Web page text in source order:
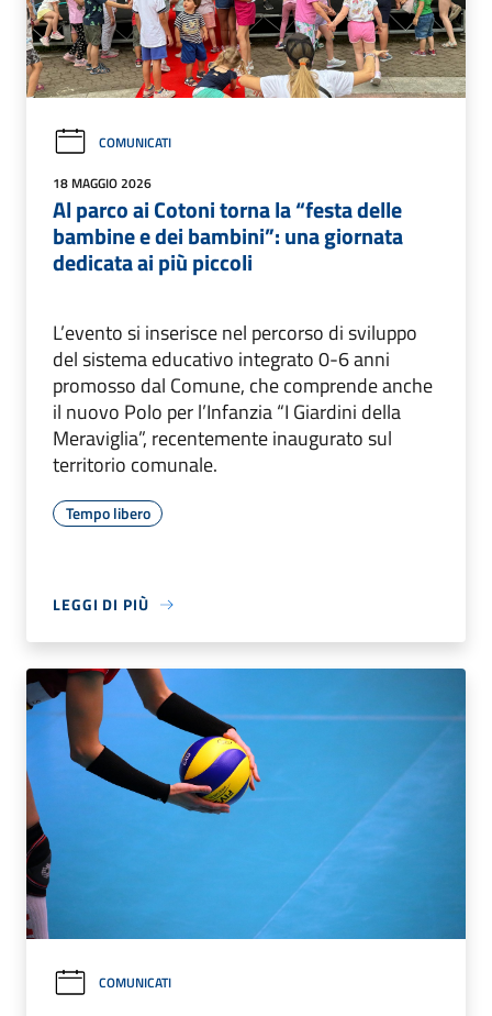
COMUNICATI
18 MAGGIO 2026
Al parco ai Cotoni torna la “festa delle
bambine e dei bambini”: una giornata
dedicata ai più piccoli
L’evento si inserisce nel percorso di sviluppo
del sistema educativo integrato 0-6 anni
promosso dal Comune, che comprende anche
il nuovo Polo per l’Infanzia “I Giardini della
Meraviglia”, recentemente inaugurato sul
territorio comunale.
Tempo libero
LEGGI DI PIÙ
COMUNICATI